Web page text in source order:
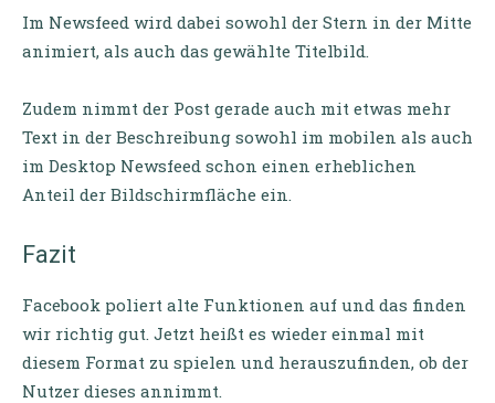
Im Newsfeed wird dabei sowohl der Stern in der Mitte
animiert, als auch das gewählte Titelbild.
Zudem nimmt der Post gerade auch mit etwas mehr
Text in der Beschreibung sowohl im mobilen als auch
im Desktop Newsfeed schon einen erheblichen
Anteil der Bildschirmfläche ein.
Fazit
Facebook poliert alte Funktionen auf und das finden
wir richtig gut. Jetzt heißt es wieder einmal mit
diesem Format zu spielen und herauszufinden, ob der
Nutzer dieses annimmt.